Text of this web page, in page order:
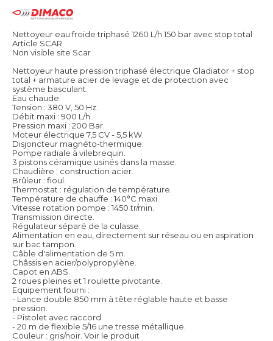
Nettoyeur eau froide triphasé 1260 L/h 150 bar avec stop total
Article SCAR
Non visible site Scar
Nettoyeur haute pression triphasé électrique Gladiator + stop
total + armature acier de levage et de protection avec
système basculant.
Eau chaude.
Tension : 380 V, 50 Hz.
Débit maxi : 900 L/h.
Pression maxi : 200 Bar.
Moteur électrique 7,5 CV - 5,5 kW.
Disjoncteur magnéto-thermique.
Pompe radiale à vilebrequin.
3 pistons céramique usinés dans la masse.
Chaudière : construction acier.
Brûleur : fioul.
Thermostat : régulation de température.
Température de chauffe : 140°C maxi.
Vitesse rotation pompe : 1450 tr/min.
Transmission directe.
Régulateur séparé de la culasse.
Alimentation en eau, directement sur réseau ou en aspiration
sur bac tampon.
Câble d'alimentation de 5 m.
Châssis en acier/polypropylène.
Capot en ABS.
2 roues pleines et 1 roulette pivotante.
Equipement fourni :
- Lance double 850 mm à tête réglable haute et basse
pression.
- Pistolet avec raccord.
- 20 m de flexible 5/16 une tresse métallique.
Couleur : gris/noir. Voir le produit